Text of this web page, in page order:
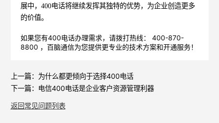
展中，400电话将继续发挥其独特的优势，为企业创造更多
的价值。
如果您有400电话办理需求，请拨打热线： 400-870-
8800 ，百脑通信为您提供更专业的技术方案和开通服务！
上一篇： 为什么都更倾向于选择400电话
下一篇： 电信400电话是企业客户资源管理利器
返回常见问题列表